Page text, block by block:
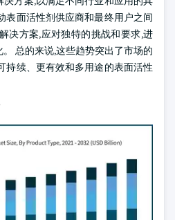
表面活性剂供应商和最终用户之间
决方案,应对独特的挑战和要求,进
总的来说,这些趋势突出了市场的
持续、更有效和多用途的表面活性